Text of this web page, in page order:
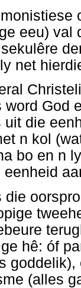
eeu)
net
God
die
n kol
bo en n
die
hê: óf
(alles